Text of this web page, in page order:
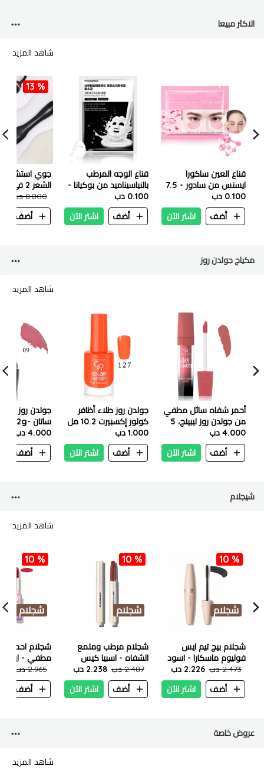
الاكثر مبيعا
شاهد المزيد
قناع العين ساكورا
ايسنس من سادور - 7.5
جم
0.100 دب
أضف
اشتر الآن
قناع الوجه المرطب
بالنياسيناميد من بوكيانا -
25 مل
0.100 دب
أضف
اشتر الآن
13 %
جوي استشوار
الشعر 2 في 1 - 1200 واط
8.800 دب
أضف
مكياج جولدن روز
شاهد المزيد
أحمر شفاه سائل مطفي
من جولدن روز ليبينج، 5
مل - 16
4.000 دب
أضف
اشتر الآن
جولدن روز طلاء أظافر
كولور إكسبيرت 10.2 مل
- 127
1.000 دب
أضف
اشتر الآن
جولدن روز
ساتان -4.2g - رقم 09
4.000 دب
أضف
شيجلام
شاهد المزيد
شجلام
10 %
شجلام بيج تيم ايس
فوليوم ماسكارا - اسود
٩.٥ مل
2.473 دب
2.226 دب
أضف
اشتر الآن
شجلام
10 %
شجلام مرطب وملمع
الشفاه - اسبيا كيس
2.487 دب
2.238 دب
أضف
اشتر الآن
شجلام
10 %
شجلام احمر
مطفي -
جاتس
2.965 دب
أضف
عروض خاصة
شاهد المزيد